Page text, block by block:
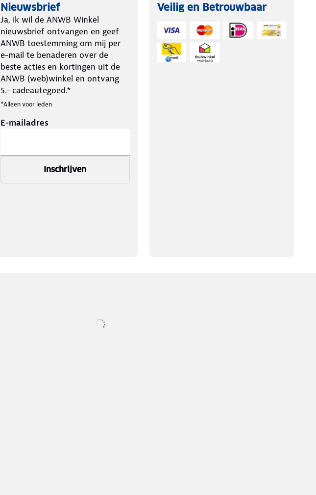
Nieuwsbrief
Ja, ik wil de ANWB Winkel
nieuwsbrief ontvangen en geef
ANWB toestemming om mij per
e-mail te benaderen over de
beste acties en kortingen uit de
ANWB (web)winkel en ontvang
5.- cadeautegoed.*
*Alleen voor leden
E-mailadres
Inschrijven
Veilig en Betrouwbaar